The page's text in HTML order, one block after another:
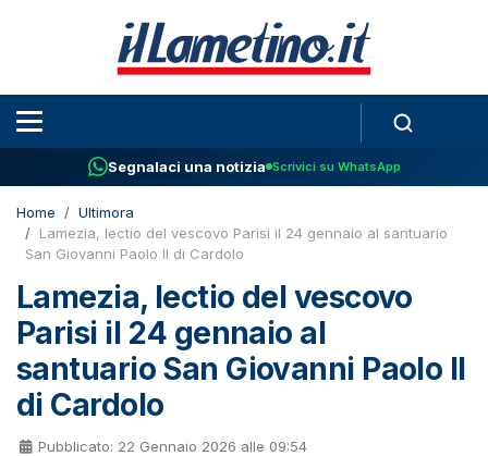
Segnalaci una notizia Scrivici su WhatsApp
Home
Ultimora
Lamezia, lectio del vescovo Parisi il 24 gennaio al santuario
San Giovanni Paolo II di Cardolo
Lamezia, lectio del vescovo
Parisi il 24 gennaio al
santuario San Giovanni Paolo II
di Cardolo
Pubblicato: 22 Gennaio 2026 alle 09:54